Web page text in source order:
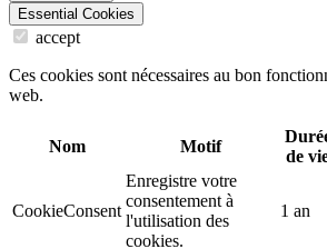
Essential Cookies
accept
Ces cookies sont nécessaires au bon
web.
Nom Motif
de
CookieConsent
Enregistre votre
consentement à
l'utilisation des
cookies.
1 an